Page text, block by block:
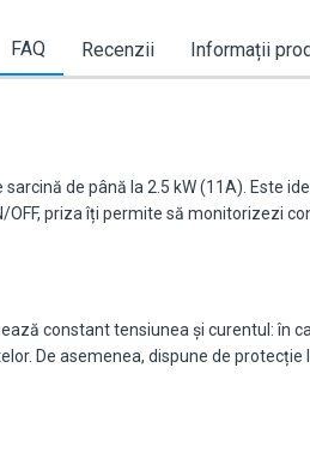
FAQ Recenzii Informații
de până la 2.5 kW (11A). Este
priza îți permite să monitorizezi
constant tensiunea și curentul: în
De asemenea, dispune de